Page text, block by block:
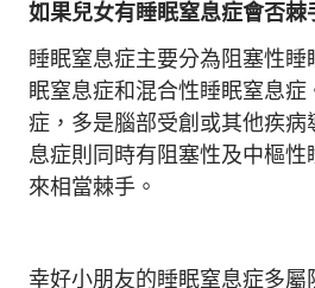
如果兒女有睡眠窒息症會否棘
睡眠窒息症主要分為阻塞性
眠窒息症和混合性睡眠窒息症
症，多是腦部受創或其他疾病
息症則同時有阻塞性及中樞
來相當棘手。
幸好小朋友的睡眠窒息症多屬